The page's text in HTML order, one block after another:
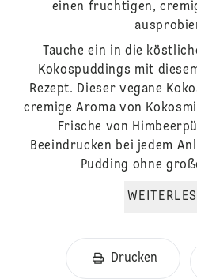
einen fruchtigen,
Tauche ein in die
Kokospuddings mit
Rezept. Dieser vegane
cremige Aroma von
Frische von
Beeindrucken bei jedem
Pudding ohne
Drucken